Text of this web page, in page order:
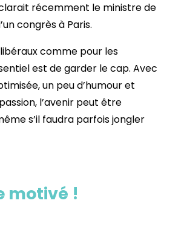
récemment le ministre de
congrès à Paris.
comme pour les
est de garder le cap. Avec
un peu d’humour et
l’avenir peut être
s’il faudra parfois jongler
motivé !